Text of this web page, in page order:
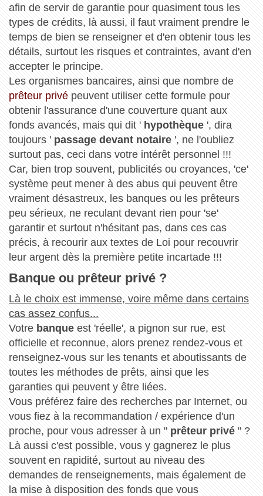
afin de servir de garantie pour quasiment tous les
types de crédits, là aussi, il faut vraiment prendre le
temps de bien se renseigner et d'en obtenir tous les
détails, surtout les risques et contraintes, avant d'en
accepter le principe.
Les organismes bancaires, ainsi que nombre de
prêteur privépeuvent utiliser cette formule pour
obtenir l'assurance d'une couverture quant aux
fonds avancés, mais qui dit ' hypothèque', dira
toujours ' passage devant notaire', ne l'oubliez
surtout pas, ceci dans votre intérêt personnel !!!
Car, bien trop souvent, publicités ou croyances, 'ce'
système peut mener à des abus qui peuvent être
vraiment désastreux, les banques ou les prêteurs
peu sérieux, ne reculant devant rien pour 'se'
garantir et surtout n'hésitant pas, dans ces cas
précis, à recourir aux textes de Loi pour recouvrir
leur argent dès la première petite incartade !!!
Banque ou prêteur privé ?
Là le choix est immense, voire même dans certains
cas assez confus...
Votre banqueest 'réelle', a pignon sur rue, est
officielle et reconnue, alors prenez rendez-vous et
renseignez-vous sur les tenants et aboutissants de
toutes les méthodes de prêts, ainsi que les
garanties qui peuvent y être liées.
Vous préférez faire des recherches par Internet, ou
vous fiez à la recommandation / expérience d'un
proche, pour vous adresser à un " prêteur privé" ?
Là aussi c'est possible, vous y gagnerez le plus
souvent en rapidité, surtout au niveau des
demandes de renseignements, mais également de
la mise à disposition des fonds que vous